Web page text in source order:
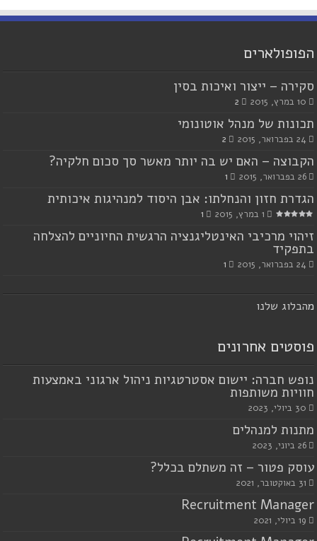
הפופולארים
סקירה – ייצור ואיכות בסין
10 במרץ, 2015 2
תכונות של מנהל אוטונומי
24 בפברואר, 2015 2
הקבוצה – האם יש בה יותר מאשר סך סכום חלקיה?
26 בפברואר, 2015 1
הגדרת חזון והנחלתו: אבן היסוד למנהיגות איכותית
1 במרץ, 2015 1
זיהוי מרכיבי האינטליגנציה הרגשית החיוניים להצלחה
בתפקיד
24 בפברואר, 2015 1
מהבלוג שלנו
פוסטים אחרונים
נופש חברה: יישום אסטרטגיות ניהול ארגוני באמצעות
חוויות משותפות
30 ביולי, 2023
מתנות למנהלים
26 ביוני, 2023
עוסק פטור – זה משתלם בכלל?
31 באוקטובר, 2021
Recruitment Manager
19 ביולי, 2021